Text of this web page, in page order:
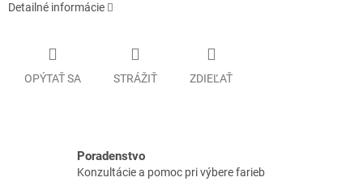
Detailné informácie
OPÝTAŤ SA STRÁŽIŤ ZDIEĽAŤ
Poradenstvo
Konzultácie a pomoc pri výbere farieb